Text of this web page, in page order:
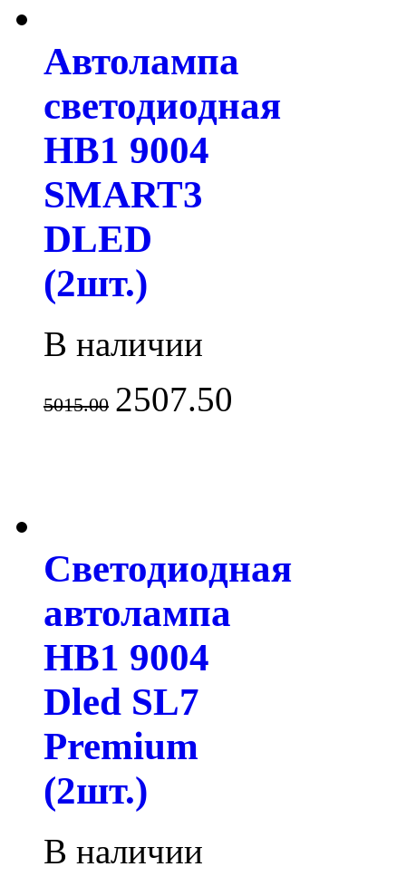
Автолампа
светодиодная
HB1 9004
SMART3
DLED
(2шт.)
В наличии
5015.00 2507.50
Светодиодная
автолампа
HB1 9004
Dled SL7
Premium
(2шт.)
В наличии